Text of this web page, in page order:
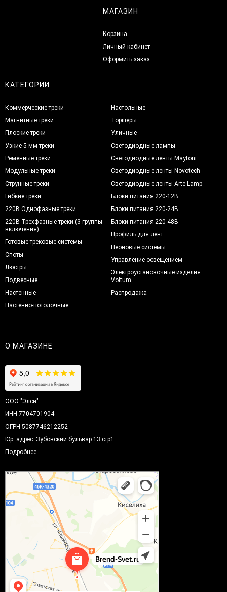
МАГАЗИН
Корзина
Личный кабинет
Оформить заказ
КАТЕГОРИИ
Коммерческие треки
Магнитные треки
Плоские треки
Узкие 5 мм треки
Ременные треки
Модульные треки
Струнные треки
Гибкие треки
220В Однофазные треки
220В Трехфазные треки (3 группы
включения)
Готовые трековые системы
Споты
Люстры
Подвесные
Настенные
Настенно-потолочные
Настольные
Торшеры
Уличные
Светодиодные лампы
Светодиодные ленты Maytoni
Светодиодные ленты Novotech
Светодиодные ленты Arte Lamp
Блоки питания 220-12В
Блоки питания 220-24В
Блоки питания 220-48В
Профиль для лент
Неоновые системы
Управление освещением
Электроустановочные изделия
Voltum
Распродажа
О МАГАЗИНЕ
ООО "Элси"
ИНН 7704701904
ОГРН 5087746212252
Юр. адрес: Зубовский бульвар 13 стр1
Подробнее